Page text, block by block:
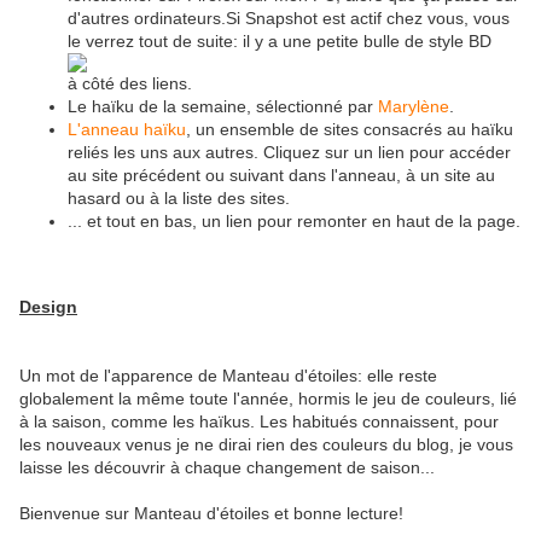
d'autres ordinateurs.Si Snapshot est actif chez vous, vous
le verrez tout de suite: il y a une petite bulle de style BD
à côté des liens.
Le haïku de la semaine, sélectionné par Marylène
L'anneau haïku , un ensemble de sites consacrés au haïku
reliés les uns aux autres. Cliquez sur un lien pour accéder
au site précédent ou suivant dans l'anneau, à un site au
hasard ou à la liste des sites.
... et tout en bas, un lien pour remonter en haut de la page.
Design
Un mot de l'apparence de Manteau d'étoiles: elle reste
globalement la même toute l'année, hormis le jeu de couleurs, lié
à la saison, comme les haïkus. Les habitués connaissent, pour
les nouveaux venus je ne dirai rien des couleurs du blog, je vous
laisse les découvrir à chaque changement de saison...
Bienvenue sur Manteau d'étoiles et bonne lecture!